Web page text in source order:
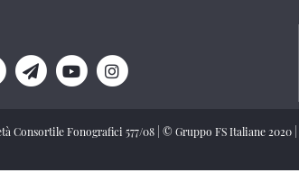
Consortile Fonografici 577/08 © Gruppo FS Italiane 2020